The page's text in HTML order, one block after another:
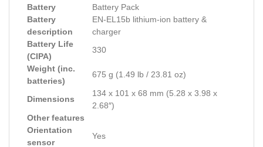
Battery
Battery Pack
Battery
description
EN-EL15b lithium-ion battery &
charger
Battery Life
(CIPA)
330
Weight (inc.
batteries)
675 g (1.49 lb / 23.81 oz)
Dimensions
134 x 101 x 68 mm (5.28 x 3.98 x
2.68″)
Other features
Orientation
sensor
Yes